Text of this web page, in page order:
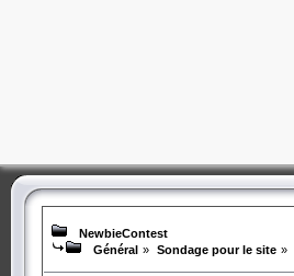
NewbieContest
Général » Sondage pour le site »